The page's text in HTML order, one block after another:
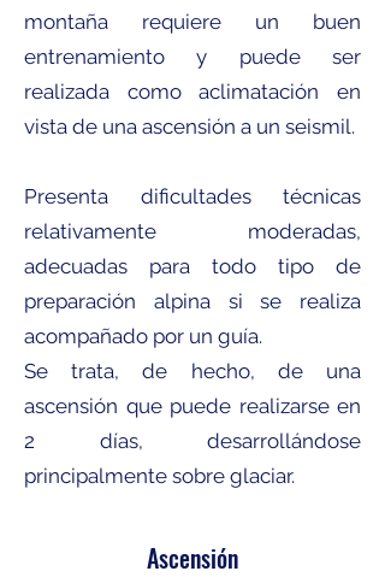
montaña requiere un buen
entrenamiento y puede ser
realizada como aclimatación en
vista de una ascensión a un seismil.
Presenta dificultades técnicas
relativamente moderadas,
adecuadas para todo tipo de
preparación alpina si se realiza
acompañado por un guía.
Se trata, de hecho, de una
ascensión que puede realizarse en
2 días, desarrollándose
principalmente sobre glaciar.
Ascensión